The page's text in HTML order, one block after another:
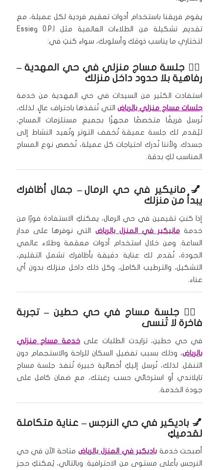
يقوم فريقنا باستخدام أدوات تعقيم فردية لكل عميلة، مع
تقديم تشكيلة من الطلاءات العالمية مثل O.P.I وEssie
لتختاري ما يناسب ذوقك وأسلوبك، سواء كنتِ في:
🧖‍♀️ جلسة مساج منزلي في حي المهدية–
رفاهية بلا حدود داخل منزلك
استفادت الكثير من السيدات في حي المهدية من خدمة
جلسات مساج منزلي بالرياض التي نُنفذها باحتراف عالٍ. لذلك،
نُرسل فريقًا متخصصًا مجهزًا بجميع مستلزمات المساج،
ليُقدم لك جلسة عميقة تُخفف التوتر وتُعيد النشاط إلى
جسدك. ولأننا نُدرك احتياجات كل عميلة، نُخصص نوع المساج
المناسب لكِ بدقة.
💅 مانيكير في حي الرمال– جمال أظافرك
يبدأ من منزلك
إذا كنتِ تقيمين في حي الرمال، يمكنكِ الاستفادة فورًا من
خدمة مانيكير في المنزل بالرياض التي نوفرها على مدار
الساعة. ومن خلال استخدام أدوات معقمة وطلاء عالمي
الجودة، نُقدم لك عناية دقيقة بأظافرك تشمل التقليم،
التشكيل، والترطيب الكامل، وكل ذلك داخل منزلك بدون أي
عناء.
🧘‍♀️ جلسة مساج في حي حطين – تجربة
فاخرة لا تُنسى
في حي حطين، تزايدت الطلبات علىخدمة مساج منزلي
بالرياض، وذلك بسبب تفضيل السكان للراحة والاستجمام دون
التنقل. لذلك، نُرسل إليكِ أخصائية خبيرة تُنفذ جلسة مساج
تايلاندي أو استرخائي حسب رغبتك، مع ضمان كامل على
جودة الخدمة.
💅 باديكير في حي النرجس– عناية متكاملة
لقدميكِ
أصبحت خدمةباديكير في المنزل بالرياضمتاحة الآن في حي
النرجس بأعلى مستوى من الاحترافية. وبالتالي، يُمكنكِ حجز